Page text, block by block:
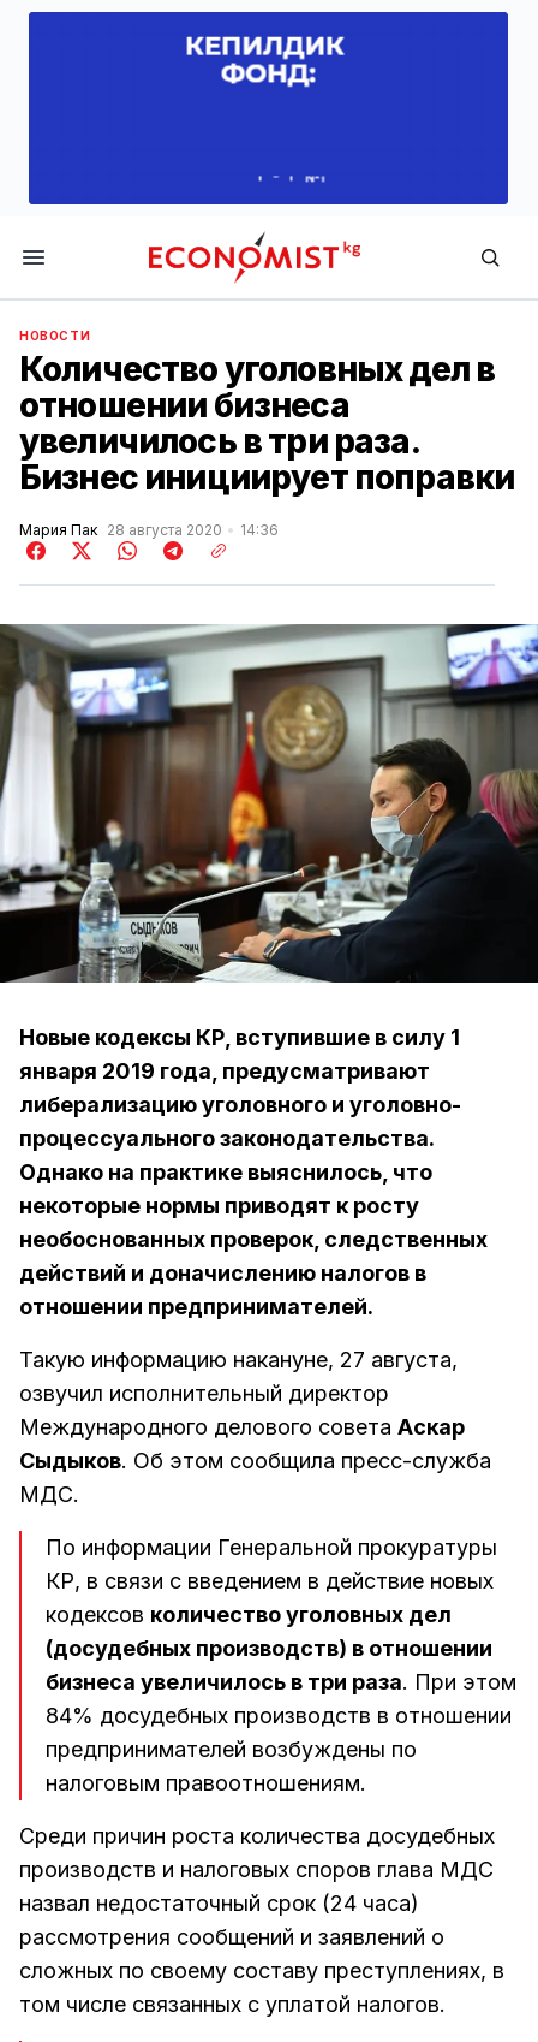
Economist.kg
НОВОСТИ
Количество уголовных дел в
отношении бизнеса
увеличилось в три раза.
Бизнес инициирует поправки
Мария Пак 28 августа 2020 14:36
Новые кодексы КР, вступившие в силу 1
января 2019 года, предусматривают
либерализацию уголовного и уголовно-
процессуального законодательства.
Однако на практике выяснилось, что
некоторые нормы приводят к росту
необоснованных проверок, следственных
действий и доначислению налогов в
отношении предпринимателей.
Такую информацию накануне, 27 августа,
озвучил исполнительный директор
Международного делового совета Аскар
Сыдыков. Об этом сообщила пресс-служба
МДС.
По информации Генеральной прокуратуры
КР, в связи с введением в действие новых
кодексов количество уголовных дел
(досудебных производств) в отношении
бизнеса увеличилось в три раза. При этом
84% досудебных производств в отношении
предпринимателей возбуждены по
налоговым правоотношениям.
Среди причин роста количества досудебных
производств и налоговых споров глава МДС
назвал недостаточный срок (24 часа)
рассмотрения сообщений и заявлений о
сложных по своему составу преступлениях, в
том числе связанных с уплатой налогов.